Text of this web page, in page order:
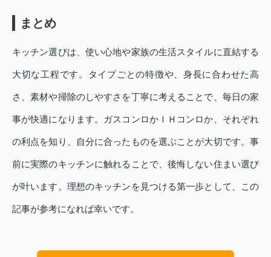
まとめ
キッチン選びは、使い心地や家族の生活スタイルに直結する
大切な工程です。タイプごとの特徴や、身長に合わせた高
さ、素材や掃除のしやすさを丁寧に考えることで、毎日の家
事が快適になります。ガスコンロかＩＨコンロか、それぞれ
の利点を知り、自分に合ったものを選ぶことが大切です。事
前に実際のキッチンに触れることで、後悔しない住まい選び
が叶います。理想のキッチンを見つける第一歩として、この
記事が参考になれば幸いです。